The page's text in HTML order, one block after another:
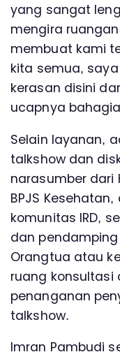
yang sangat
mengira
membuat kami
kita semua,
kerasan disini
ucapnya bahagia
Selain layanan,
talkshow dan
narasumber dari
BPJS
komunitas IRD,
dan
Orangtua atau
ruang konsultasi
penanganan
talkshow.
Imran Pambudi